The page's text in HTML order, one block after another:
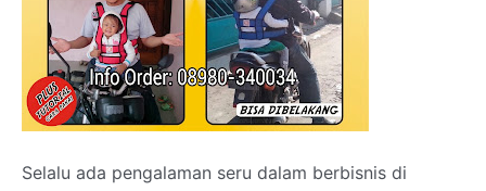
Selalu ada pengalaman seru dalam berbisnis di